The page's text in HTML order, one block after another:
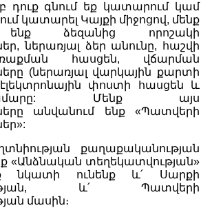
դուք գնում եք կատարում կամ
կատարել Կայքի միջոցով, մենք
ենք ձեզանից որոշակի
ներառյալ ձեր անունը, հաշվի
հասցեն, վճարման
(ներառյալ վարկային քարտի
փոստի հասցեն և
Մենք այս
անվանում ենք «Պատվերի
քաղաքականության
«Անձնական տեղեկատվության»
նկատի ունենք և՛ Սարքի
և՛ Պատվերի
մասին։